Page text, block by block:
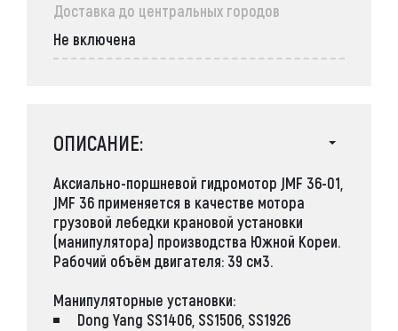
Доставка до центральных городов
Не включена
ОПИСАНИЕ:
Аксиально-поршневой гидромотор JMF 36-01,
JMF 36 применяется в качестве мотора
грузовой лебедки крановой установки
(манипулятора) производства Южной Кореи.
Рабочий объём двигателя: 39 см3.
Манипуляторные установки:
Dong Yang SS1406, SS1506, SS1926